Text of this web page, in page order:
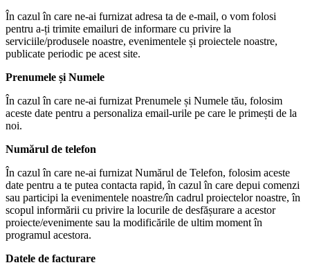
În cazul în care ne-ai furnizat adresa ta de e-mail, o vom folosi
pentru a-ți trimite emailuri de informare cu privire la
serviciile/produsele noastre, evenimentele și proiectele noastre,
publicate periodic pe acest site.
Prenumele și Numele
În cazul în care ne-ai furnizat Prenumele și Numele tău, folosim
aceste date pentru a personaliza email-urile pe care le primești de la
noi.
Numărul de telefon
În cazul în care ne-ai furnizat Numărul de Telefon, folosim aceste
date pentru a te putea contacta rapid, în cazul în care depui comenzi
sau participi la evenimentele noastre/în cadrul proiectelor noastre, în
scopul informării cu privire la locurile de desfășurare a acestor
proiecte/evenimente sau la modificările de ultim moment în
programul acestora.
Datele de facturare